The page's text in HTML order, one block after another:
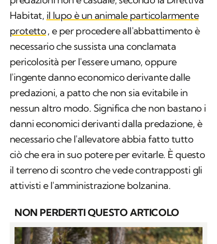
Habitat, il lupo è un animale particolarmente
protetto, e per procedere all'abbattimento è
necessario che sussista una conclamata
pericolosità per l'essere umano, oppure
l'ingente danno economico derivante dalle
predazioni, a patto che non sia evitabile in
nessun altro modo. Significa che non bastano i
danni economici derivanti dalla predazione, è
necessario che l'allevatore abbia fatto tutto
ciò che era in suo potere per evitarle. È questo
il terreno di scontro che vede contrapposti gli
attivisti e l'amministrazione bolzanina.
NON PERDERTI QUESTO ARTICOLO